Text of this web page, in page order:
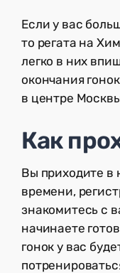
Если у вас
то регата на
легко в них
окончания
в центре
Как
Вы приходите в
времени,
знакомитесь с
начинаете
гонок у вас